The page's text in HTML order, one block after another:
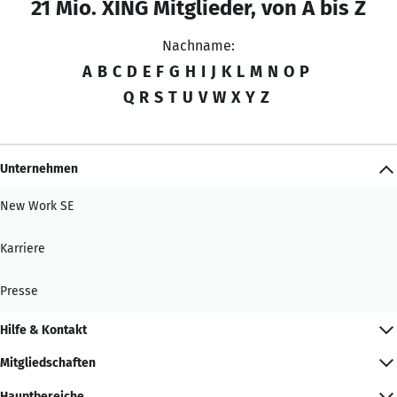
21 Mio. XING Mitglieder, von A bis Z
Nachname:
A B C D E F G H I J K L M N O P
Q R S T U V W X Y Z
Unternehmen
New Work SE
Karriere
Presse
Hilfe & Kontakt
Mitgliedschaften